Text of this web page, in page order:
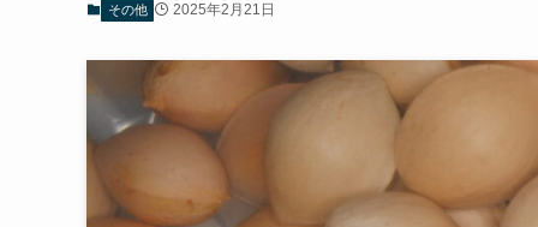
その他 2025年2月21日